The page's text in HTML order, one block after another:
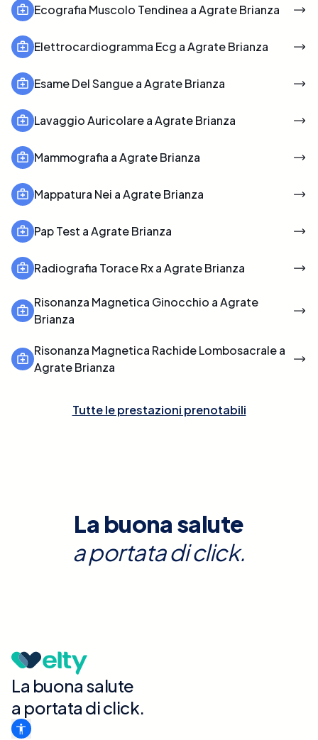
Ecografia Muscolo Tendinea a Agrate Brianza
Elettrocardiogramma Ecg a Agrate Brianza
Esame Del Sangue a Agrate Brianza
Lavaggio Auricolare a Agrate Brianza
Mammografia a Agrate Brianza
Mappatura Nei a Agrate Brianza
Pap Test a Agrate Brianza
Radiografia Torace Rx a Agrate Brianza
Risonanza Magnetica Ginocchio a Agrate
Brianza
Risonanza Magnetica Rachide Lombosacrale a
Agrate Brianza
Tutte le prestazioni prenotabili
La buona salute
a portata di click.
La buona salute
a portata di click.